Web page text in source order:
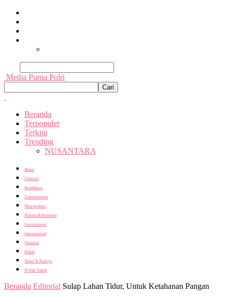
Media Purna Polri
Beranda
Terpopuler
Terkini
Trending
NUSANTARA
Bisnis
Editorial
Pendidikan
Entertainment
Metropolitan
Hukum & Kriminal
Internasional
Internasional
Nasional
Politik
Sosial & Budaya
Profile Tokoh
Beranda Editorial Sulap Lahan Tidur, Untuk Ketahanan Pangan